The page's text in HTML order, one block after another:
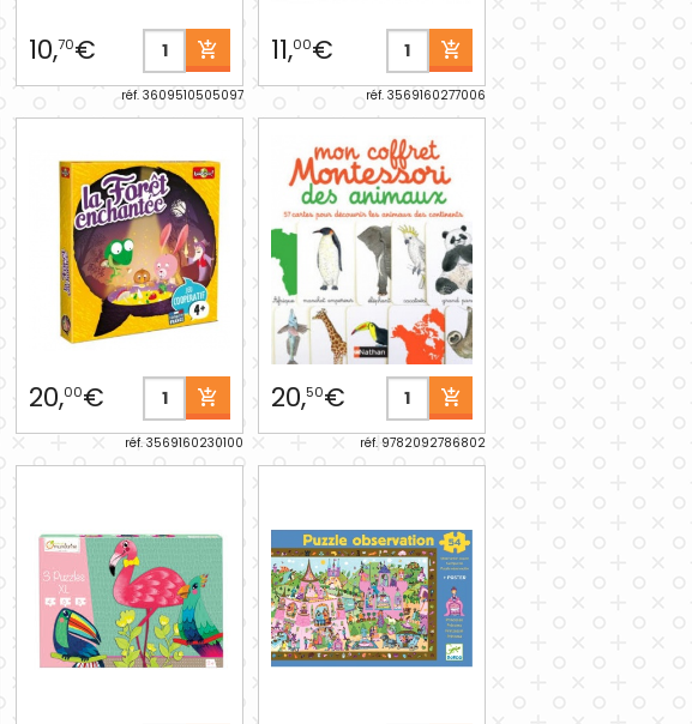
10,70€
réf. 3609510505097
11,00€
réf. 3569160277006
20,00€
réf. 3569160230100
20,50€
réf. 9782092786802